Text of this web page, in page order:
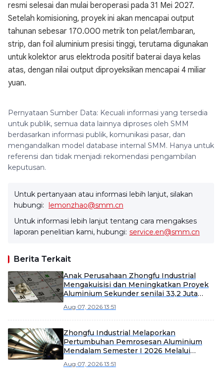
resmi selesai dan mulai beroperasi pada 31 Mei 2027.
Setelah komisioning, proyek ini akan mencapai output
tahunan sebesar 170.000 metrik ton pelat/lembaran,
strip, dan foil aluminium presisi tinggi, terutama digunakan
untuk kolektor arus elektroda positif baterai daya kelas
atas, dengan nilai output diproyeksikan mencapai 4 miliar
yuan.
Pernyataan Sumber Data: Kecuali informasi yang tersedia
untuk publik, semua data lainnya diproses oleh SMM
berdasarkan informasi publik, komunikasi pasar, dan
mengandalkan model database internal SMM. Hanya untuk
referensi dan tidak menjadi rekomendasi pengambilan
keputusan.
Untuk pertanyaan atau informasi lebih lanjut, silakan
hubungi: lemonzhao@smm.cn
Untuk informasi lebih lanjut tentang cara mengakses
laporan penelitian kami, hubungi: service.en@smm.cn
Berita Terkait
Anak Perusahaan Zhongfu Industrial
Mengakuisisi dan Meningkatkan Proyek
Aluminium Sekunder senilai 33,2 Juta
Aug 07, 2026 13:51
Zhongfu Industrial Melaporkan
Pertumbuhan Pemrosesan Aluminium
Mendalam Semester I 2026 Melalui
Aug 07, 2026 13:51